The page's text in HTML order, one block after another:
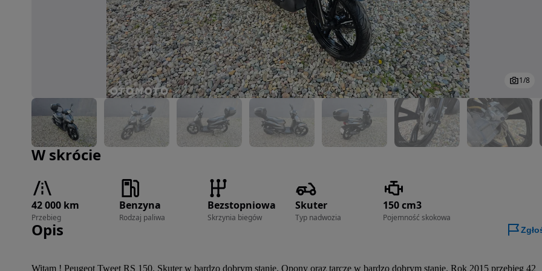
Zdjęcie 1 z 8
1/8
W skrócie
42 000 km
Przebieg
Benzyna
Rodzaj paliwa
Bezstopniowa
Skrzynia biegów
Skuter
Typ nadwozia
150 cm3
Pojemność skokowa
Opis
Witam ! Peugeot Tweet RS 150. Skuter w bardzo dobrym stanie. Opony oraz tarcze w bardzo dobrym stanie. Rok 2015 przebieg 42